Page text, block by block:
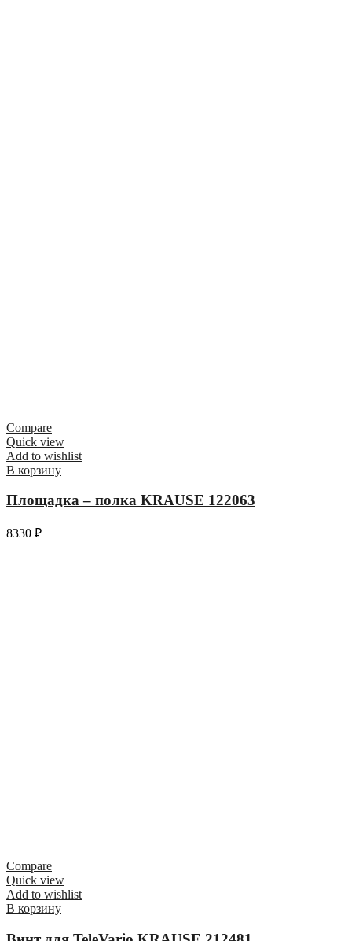
Compare
Quick view
Add to wishlist
В корзину
Площадка – полка KRAUSE 122063
8330 ₽
Compare
Quick view
Add to wishlist
В корзину